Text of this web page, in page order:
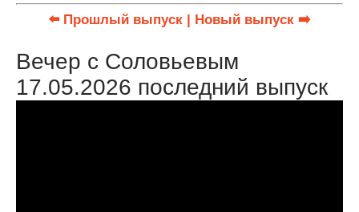
⬅️ Прошлый выпуск | Новый выпуск ➡️
Вечер с Соловьевым
17.05.2026 последний выпуск